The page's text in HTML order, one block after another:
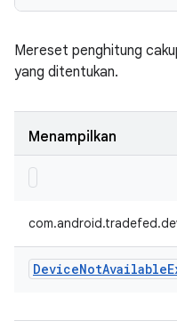
Mereset penghitung
yang ditentukan.
Menampilkan
DeviceNotAvailable